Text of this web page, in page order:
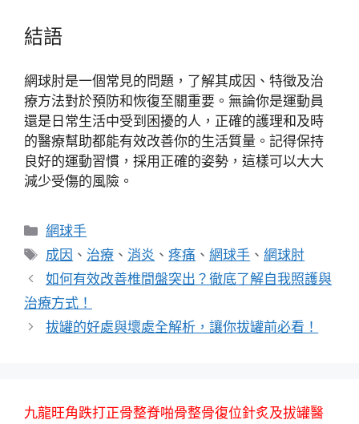
結語
網球肘是一個常見的問題，了解其成因、特徵及治
療方法對於預防和恢復至關重要。無論你是運動員
還是日常生活中受到困擾的人，正確的護理和及時
的醫療幫助都能有效改善你的生活質量。記得保持
良好的運動習慣，採用正確的姿勢，這樣可以大大
減少受傷的風險。
分
類
網球手
標
籤
成因 、 治療 、消炎 、疼痛 、網球手 、網球肘
如何有效改善椎間盤突出？徹底了解自我照護與
治療方式！
拔罐的好處與壞處全解析，讓你拔罐前必看！
九龍旺角跌打正骨整脊啪骨整骨復位針炙及拔罐醫